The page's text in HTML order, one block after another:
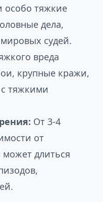
особо тяжкие
дела,
судей.
вреда
крупные кражи,
тяжкими
От 3-4
от
может длиться